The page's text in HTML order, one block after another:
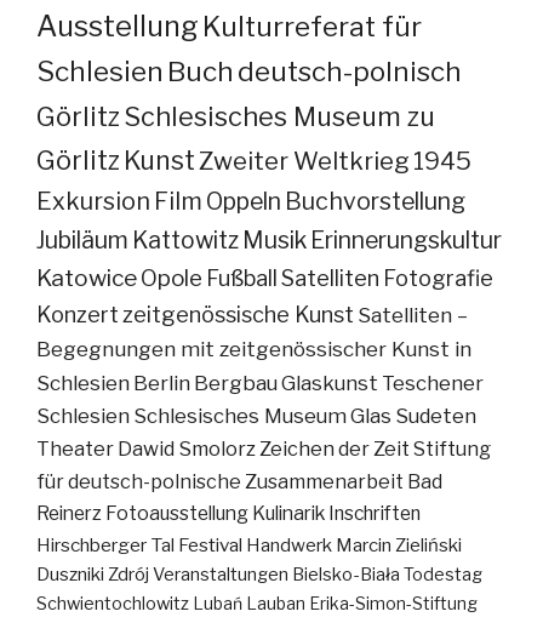
Ausstellung Kulturreferat für
Schlesien Buch deutsch-polnisch
GörlitzSchlesisches Museum zu
Görlitz KunstZweiter Weltkrieg 1945
Exkursion Film Oppeln Buchvorstellung
Jubiläum Kattowitz Musik Erinnerungskultur
KatowiceOpole FußballSatelliten Fotografie
Konzertzeitgenössische Kunst Satelliten –
Begegnungen mit zeitgenössischer Kunst in
Schlesien Berlin BergbauGlaskunst Teschener
Schlesien Schlesisches MuseumGlas Sudeten
Theater Dawid SmolorzZeichen der Zeit Stiftung
für deutsch-polnische Zusammenarbeit Bad
Reinerz Fotoausstellung Kulinarik Inschriften
Hirschberger Tal Festival Handwerk Marcin Zieliński
Duszniki Zdrój Veranstaltungen Bielsko-Biała Todestag
Schwientochlowitz Lubań Lauban Erika-Simon-Stiftung